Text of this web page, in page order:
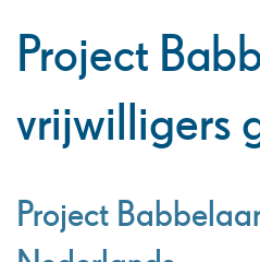
Project
vrijwilligers
Project